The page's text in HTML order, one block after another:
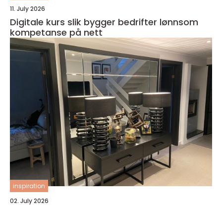
11. July 2026
Digitale kurs slik bygger bedrifter lønnsom
kompetanse på nett
inspiration
02. July 2026